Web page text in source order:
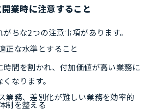
業時に注意すること
ちな2つの注意事項があります。
正な水準とすること
間を割かれ、付加価値が高い業務に
なります。
業務、差別化が難しい業務を効率的
制を整える